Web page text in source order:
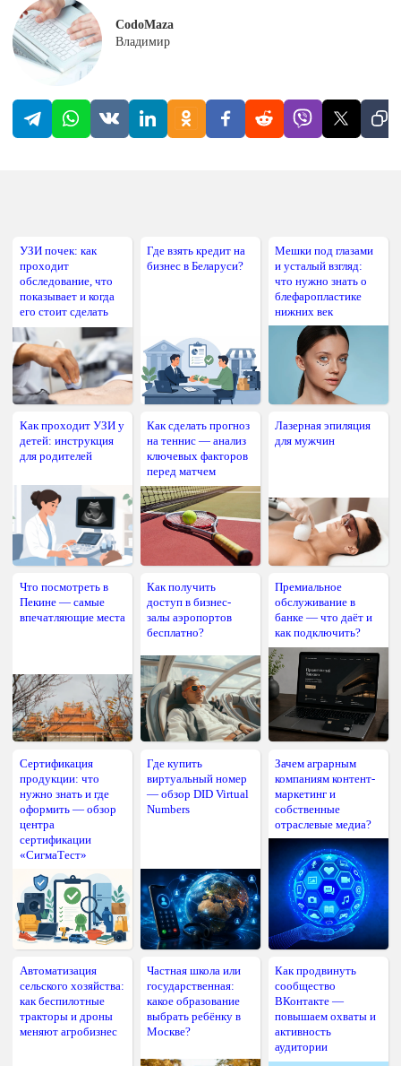
CodoMaza
Владимир
УЗИ почек: как
проходит
обследование, что
показывает и когда
его стоит сделать
Где взять кредит на
бизнес в Беларуси?
Мешки под глазами
и усталый взгляд:
что нужно знать о
блефаропластике
нижних век
Как проходит УЗИ у
детей: инструкция
для родителей
Как сделать прогноз
на теннис — анализ
ключевых факторов
перед матчем
Лазерная эпиляция
для мужчин
Что посмотреть в
Пекине — самые
впечатляющие места
Как получить
доступ в бизнес-
залы аэропортов
бесплатно?
Премиальное
обслуживание в
банке — что даёт и
как подключить?
Сертификация
продукции: что
нужно знать и где
оформить — обзор
центра
сертификации
«СигмаТест»
Где купить
виртуальный номер
— обзор DID Virtual
Numbers
Зачем аграрным
компаниям контент-
маркетинг и
собственные
отраслевые медиа?
Автоматизация
сельского хозяйства:
как беспилотные
тракторы и дроны
меняют агробизнес
Частная школа или
государственная:
какое образование
выбрать ребёнку в
Москве?
Как продвинуть
сообщество
ВКонтакте —
повышаем охваты и
активность
аудитории